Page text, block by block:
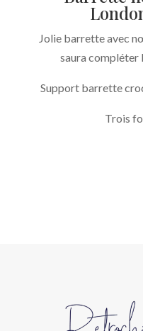
Jolie barrette avec
saura compléter
Support barrette
Trois